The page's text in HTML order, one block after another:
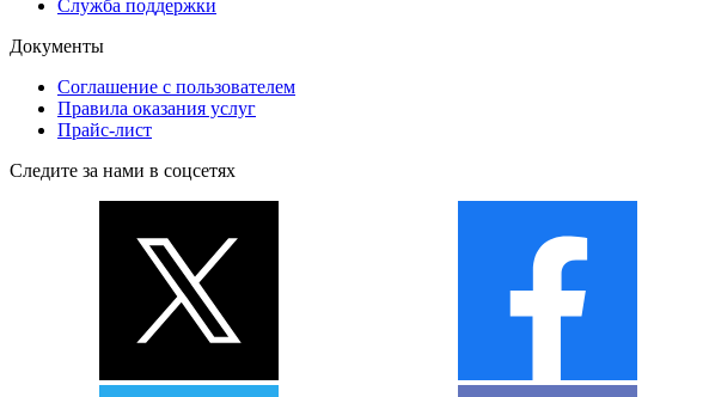
Служба поддержки
Документы
Соглашение с пользователем
Правила оказания услуг
Прайс-лист
Следите за нами в соцсетях